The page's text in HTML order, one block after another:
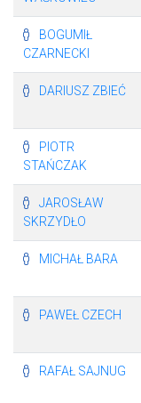
BOGUMIŁ
CZARNECKI
DARIUSZ ZBIEĆ
PIOTR
STAŃCZAK
JAROSŁAW
SKRZYDŁO
MICHAŁ BARA
PAWEŁ CZECH
RAFAŁ SAJNUG